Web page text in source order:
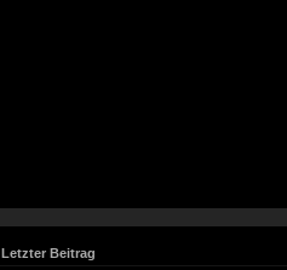
Letzter Beitrag